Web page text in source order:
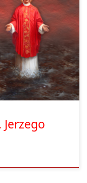
wsi Okopy należącej
w Suchowoli
Polski,
Marianny, z d.
się chtopiec. Był
Jego rodzice
16 […]